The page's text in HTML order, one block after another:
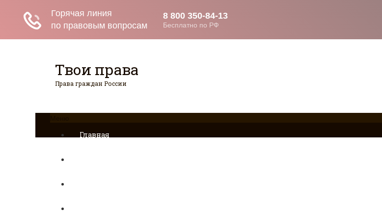
Твои права
Права граждан России
Главная